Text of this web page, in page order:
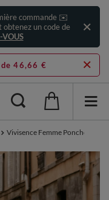
commande ✉️
un code de
de 46,66 €
Vivisence Femme Poncho